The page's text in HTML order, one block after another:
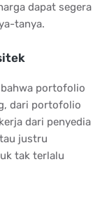
dapat segera
tanya.
bahwa portofolio
dari portofolio
dari penyedia
justru
tak terlalu